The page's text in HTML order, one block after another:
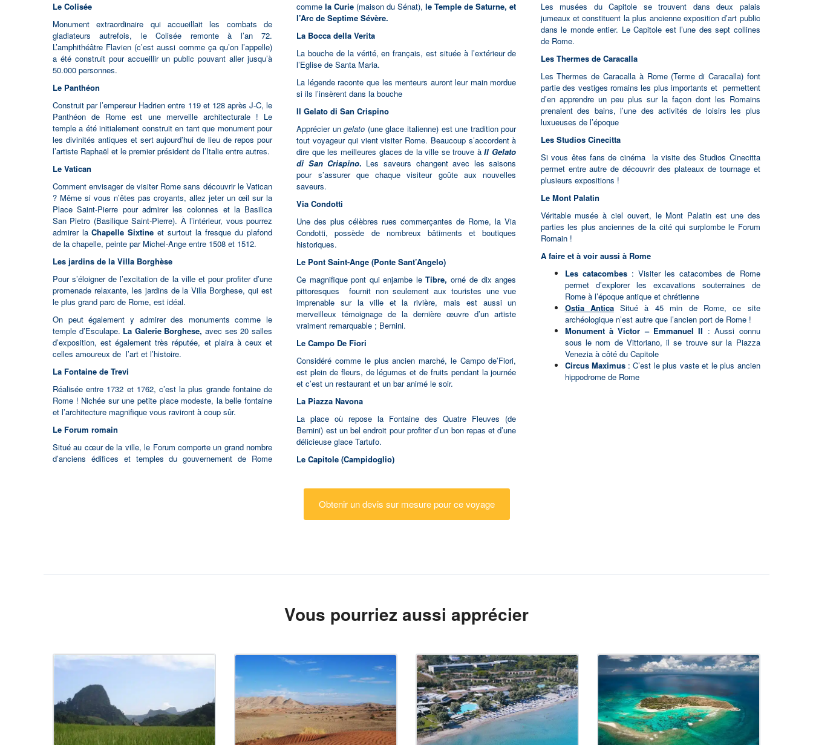
Le Colisée
Monument extraordinaire qui accueillait les combats de
gladiateurs autrefois, le Colisée remonte à l’an 72.
L’amphithéâtre Flavien (c’est aussi comme ça qu’on l’appelle)
a été construit pour accueillir un public pouvant aller jusqu’à
50.000 personnes.
Le Panthéon
Construit par l’empereur Hadrien entre 119 et 128 après J-C, le
Panthéon de Rome est une merveille architecturale ! Le
temple a été initialement construit en tant que monument pour
les divinités antiques et sert aujourd’hui de lieu de repos pour
l’artiste Raphaël et le premier président de l’Italie entre autres.
Le Vatican
Comment envisager de visiter Rome sans découvrir le Vatican
? Même si vous n’êtes pas croyants, allez jeter un œil sur la
Place Saint-Pierre pour admirer les colonnes et la Basilica
San Pietro (Basilique Saint-Pierre). À l’intérieur, vous pourrez
admirer la Chapelle Sixtine et surtout la fresque du plafond
de la chapelle, peinte par Michel-Ange entre 1508 et 1512.
Les jardins de la Villa Borghèse
Pour s’éloigner de l’excitation de la ville et pour profiter d’une
promenade relaxante, les jardins de la Villa Borghese, qui est
le plus grand parc de Rome, est idéal.
On peut également y admirer des monuments comme le
temple d’Esculape. La Galerie Borghese, avec ses 20 salles
d’exposition, est également très réputée, et plaira à ceux et
celles amoureux de l’art et l’histoire.
La Fontaine de Trevi
Réalisée entre 1732 et 1762, c’est la plus grande fontaine de
Rome ! Nichée sur une petite place modeste, la belle fontaine
et l’architecture magnifique vous raviront à coup sûr.
Le Forum romain
Situé au cœur de la ville, le Forum comporte un grand nombre
d’anciens édifices et temples du gouvernement de Rome
commela Curie (maison du Sénat),le Temple de Saturne, et
l’Arc de Septime Sévère.
La Bocca della Verita
La bouche de la vérité, en français, est située à l’extérieur de
l’Eglise de Santa Maria.
La légende raconte que les menteurs auront leur main mordue
si ils l’insèrent dans la bouche
Il Gelato di San Crispino
Apprécier ungelato (une glace italienne) est une tradition pour
tout voyageur qui vient visiter Rome. Beaucoup s’accordent à
dire que les meilleures glaces de la ville se trouve àIl Gelato
di San Crispino. Les saveurs changent avec les saisons
pour s’assurer que chaque visiteur goûte aux nouvelles
saveurs.
Via Condotti
Une des plus célèbres rues commerçantes de Rome, la Via
Condotti, possède de nombreux bâtiments et boutiques
historiques.
Le Pont Saint-Ange (Ponte Sant’Angelo)
Ce magnifique pont qui enjambe leTibre, orné de dix anges
pittoresques fournit non seulement aux touristes une vue
imprenable sur la ville et la rivière, mais est aussi un
merveilleux témoignage de la dernière œuvre d’un artiste
vraiment remarquable ; Bernini.
Le Campo De Fiori
Considéré comme le plus ancien marché, le Campo de’Fiori,
est plein de fleurs, de légumes et de fruits pendant la journée
et c’est un restaurant et un bar animé le soir.
La Piazza Navona
La place où repose la Fontaine des Quatre Fleuves (de
Bernini) est un bel endroit pour profiter d’un bon repas et d’une
délicieuse glace Tartufo.
Le Capitole (Campidoglio)
Les musées du Capitole se trouvent dans deux palais
jumeaux et constituent la plus ancienne exposition d’art public
dans le monde entier. Le Capitole est l’une des sept collines
de Rome.
Les Thermes de Caracalla
Les Thermes de Caracalla à Rome (Terme di Caracalla) font
partie des vestiges romains les plus importants et permettent
d’en apprendre un peu plus sur la façon dont les Romains
prenaient des bains, l’une des activités de loisirs les plus
luxueuses de l’époque
Les Studios Cinecitta
Si vous êtes fans de cinéma la visite des Studios Cinecitta
permet entre autre de découvrir des plateaux de tournage et
plusieurs expositions !
Le Mont Palatin
Véritable musée à ciel ouvert, le Mont Palatin est une des
parties les plus anciennes de la cité qui surplombe le Forum
Romain !
A faire et à voir aussi à Rome
Les catacombes: Visiter les catacombes de Rome
permet d’explorer les excavations souterraines de
Rome à l’époque antique et chrétienne
Ostia AnticaSitué à 45 min de Rome, ce site
archéologique n’est autre que l’ancien port de Rome !
Monument à Victor – Emmanuel II : Aussi connu
sous le nom de Vittoriano, il se trouve sur la Piazza
Venezia à côté du Capitole
Circus Maximus : C’est le plus vaste et le plus ancien
hippodrome de Rome
Obtenir un devis sur mesure pour ce voyage
Vous pourriez aussi apprécier